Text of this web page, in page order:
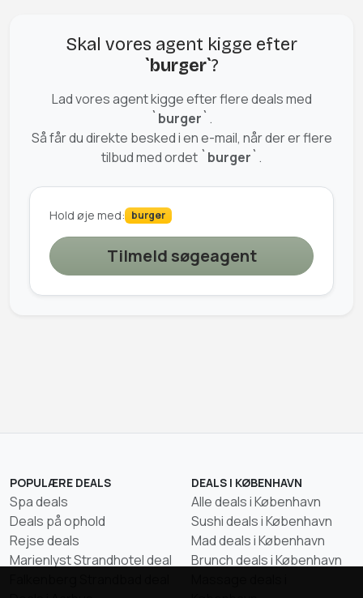
Skal vores agent kigge efter
`burger`?
Lad vores agent kigge efter flere deals med
`burger` .
Så får du direkte besked i en e-mail, når der er flere
tilbud med ordet `burger` .
Hold øje med: burger
Tilmeld søgeagent
POPULÆRE DEALS
Spa deals
Deals på ophold
Rejse deals
Marienlyst Strandhotel deal
DEALS I KØBENHAVN
Alle deals i København
Sushi deals i København
Mad deals i København
Brunch deals i København